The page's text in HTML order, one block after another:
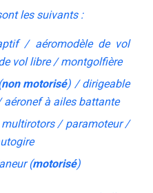
les suivants :
/ aéromodèle de vol
vol libre / montgolfière
non motorisé) / dirigeable
à ailes battante
multirotors / paramoteur/
(motorisé)